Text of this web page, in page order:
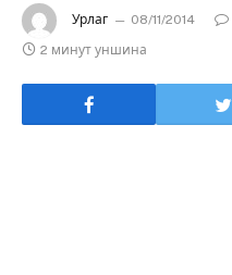
Урлаг 08/11/2014
2 минут уншина